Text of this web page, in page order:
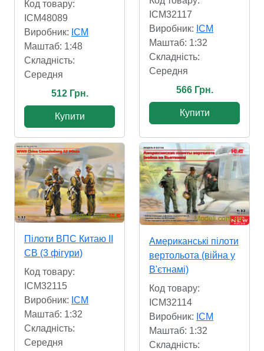
Код товару:
ICM48089
Виробник: ICM
Маштаб: 1:48
Складність:
Cередня
512 Грн.
Купити
ICM32117
Виробник: ICM
Маштаб: 1:32
Складність:
Cередня
566 Грн.
Купити
Пілоти ВПС Китаю II
СВ (3 фігури)
Код товару:
ICM32115
Виробник: ICM
Маштаб: 1:32
Складність:
Cередня
Американські пілоти
вертольота (війна у
В'єтнамі)
Код товару:
ICM32114
Виробник: ICM
Маштаб: 1:32
Складність: